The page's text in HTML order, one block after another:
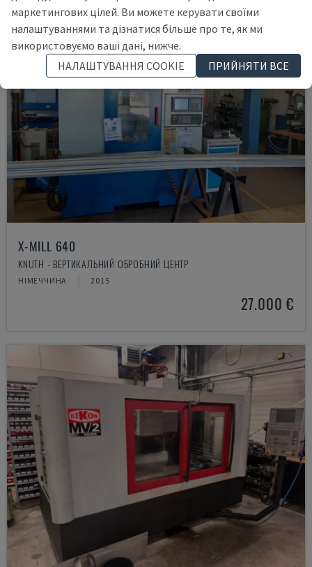
X-MILL 640
KNUTH - ВЕРТИКАЛЬНИЙ ОБРОБНИЙ ЦЕНТР
НІМЕЧЧИНА 2015
27.000 €
маркетингових цілей. Ви можете керувати своїми
налаштуваннями та дізнатися більше про те, як ми
використовуємо ваші дані, нижче.
НАЛАШТУВАННЯ COOKIE
ПРИЙНЯТИ ВСЕ